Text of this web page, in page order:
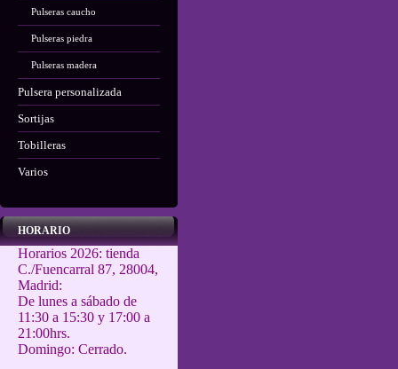
Pulseras caucho
Pulseras piedra
Pulseras madera
Pulsera personalizada
Sortijas
Tobilleras
Varios
HORARIO
Horarios 2026: tienda
C./Fuencarral 87, 28004,
Madrid:
De lunes a sábado de
11:30 a 15:30 y 17:00 a
21:00hrs.
Domingo: Cerrado.